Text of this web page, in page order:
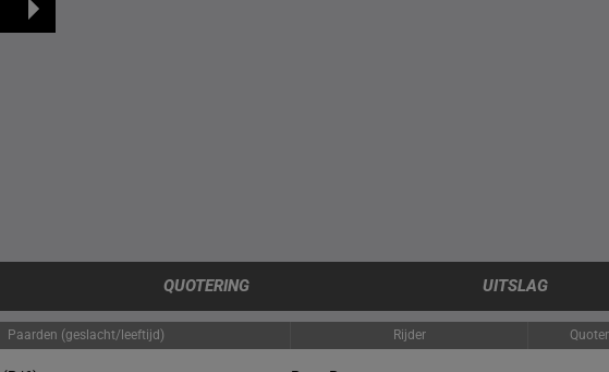
QUOTERING UITSLAG
Paarden (geslacht/leeftijd) Rijder